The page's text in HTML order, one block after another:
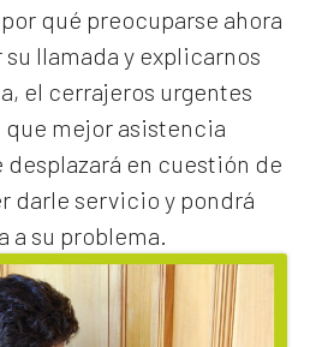
qué preocuparse ahora
llamada y explicarnos
el cerrajeros urgentes
que mejor asistencia
en cuestión de
darle servicio y pondrá
a su problema.